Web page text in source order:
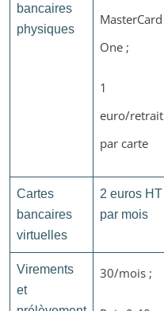
bancaires
physiques
MasterCard
One ;
1
euro/retrait
par carte
Cartes
bancaires
virtuelles
2 euros HT
par mois
Virements
et
30/mois ;